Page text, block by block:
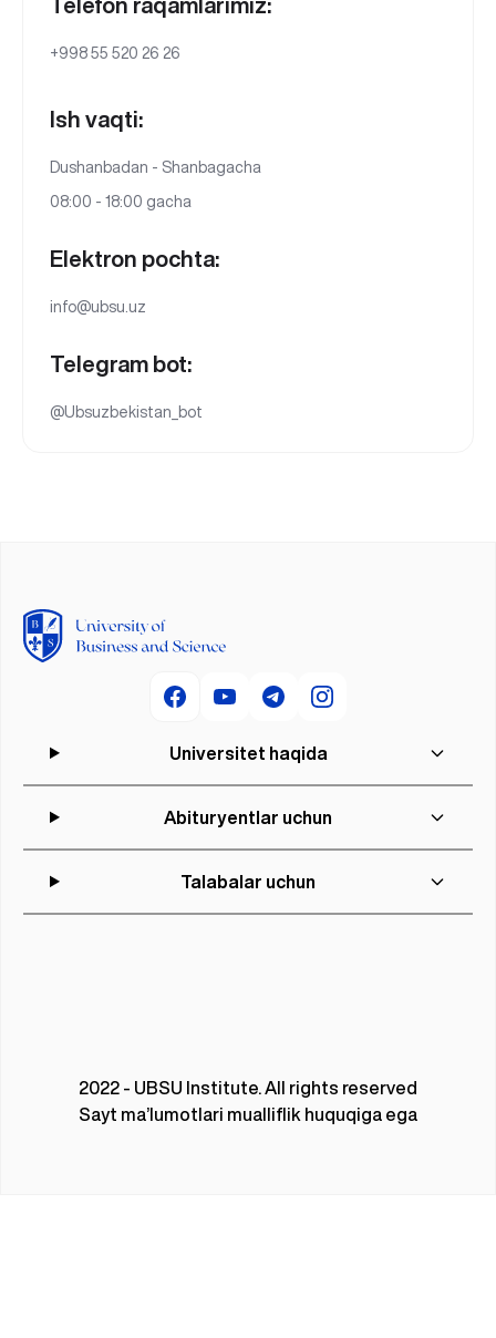
Telefon raqamlarimiz:
+998 55 520 26 26
Ish vaqti:
Dushanbadan - Shanbagacha
08:00 - 18:00 gacha
Elektron pochta:
info@ubsu.uz
Telegram bot:
@Ubsuzbekistan_bot
Universitet haqida
Abituryentlar uchun
Talabalar uchun
2022 - UBSU Institute. All rights reserved
Sayt ma’lumotlari mualliflik huquqiga ega